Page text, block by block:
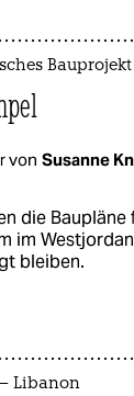
Bauprojekt
von Susanne
die Baupläne
im
bleiben.
Libanon